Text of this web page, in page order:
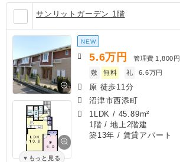
サンリットガーデン 1階
もっと見る
NEW
5.6万円 管理費 1,800円
敷
無料 礼 6.6万円
原 徒歩11分
沼津市西添町
1LDK / 45.89m²
1階 / 地上2階建
築13年 / 賃貸アパート